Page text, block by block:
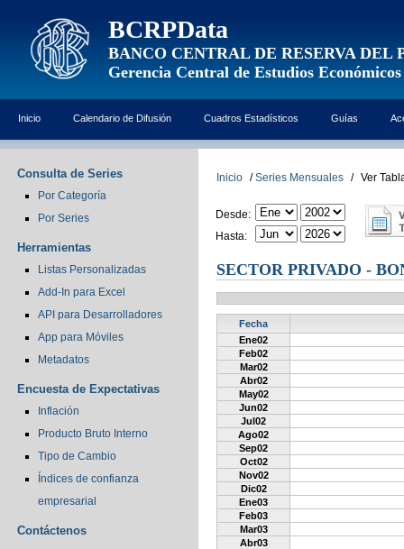
BCRPData
BANCO CENTRAL DE RESERVA DEL
Gerencia Central de Estudios Económicos
Inicio Calendario de Difusión Cuadros Estadísticos Guías
Consulta de Series
Por Categoría
Por Series
Herramientas
Listas Personalizadas
Add-In para Excel
API para Desarrolladores
App para Móviles
Metadatos
Encuesta de Expectativas
Inflación
Producto Bruto Interno
Tipo de Cambio
Índices de confianza
empresarial
Contáctenos
Inicio / Series Mensuales / Ver
Desde:
Hasta:
SECTOR PRIVADO -
Fecha
Ene02
Feb02
Mar02
Abr02
May02
Jun02
Jul02
Ago02
Sep02
Oct02
Nov02
Dic02
Ene03
Feb03
Mar03
Abr03